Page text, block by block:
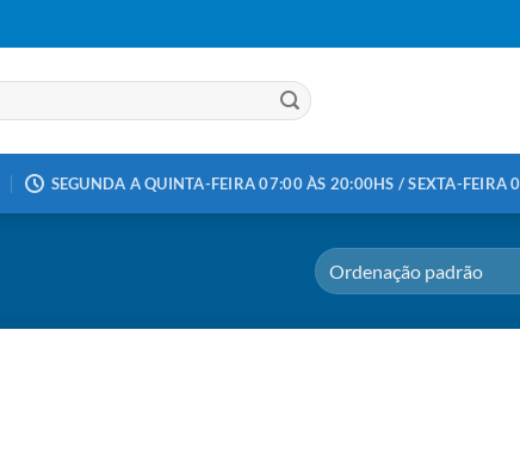
SEGUNDA A QUINTA-FEIRA 07:00 ÀS 20:00HS / SEXTA-FEIRA